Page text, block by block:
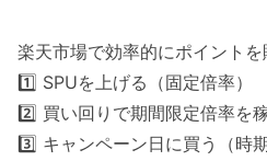
楽天市場で効率的にポイントを
1️⃣ SPUを上げる（固定倍率）
2️⃣ 買い回りで期間限定倍率を
3️⃣ キャンペーン日に買う（時期